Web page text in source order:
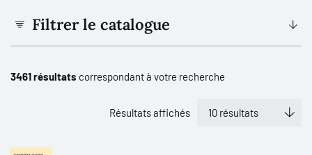
Filtrer le catalogue
3461 résultats correspondant à votre recherche
Résultats affichés